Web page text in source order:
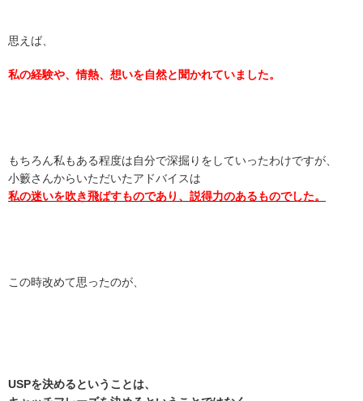
思えば、
私の経験や、情熱、想いを自然と聞かれていました。
もちろん私もある程度は自分で深掘りをしていったわけですが、
小籔さんからいただいたアドバイスは
私の迷いを吹き飛ばすものであり、説得力のあるものでした。
この時改めて思ったのが、
USPを決めるということは、